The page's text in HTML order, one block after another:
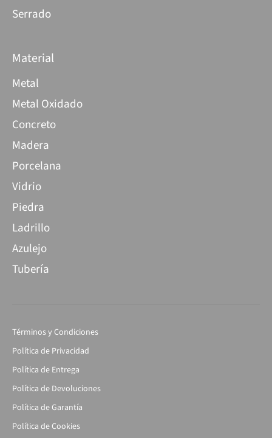
Serrado
Material
Metal
Metal Oxidado
Concreto
Madera
Porcelana
Vidrio
Piedra
Ladrillo
Azulejo
Tubería
Términos y Condiciones
Política de Privacidad
Política de Entrega
Política de Devoluciones
Política de Garantía
Política de Cookies